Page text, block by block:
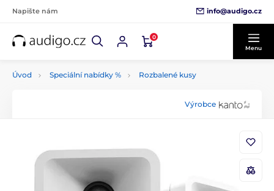
Napište nám info@audigo.cz
0
Menu
Úvod Speciální nabídky % Rozbalené kusy
Výrobce